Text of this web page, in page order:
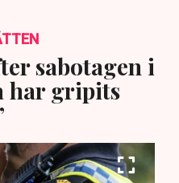
sabotagen i
har gripits